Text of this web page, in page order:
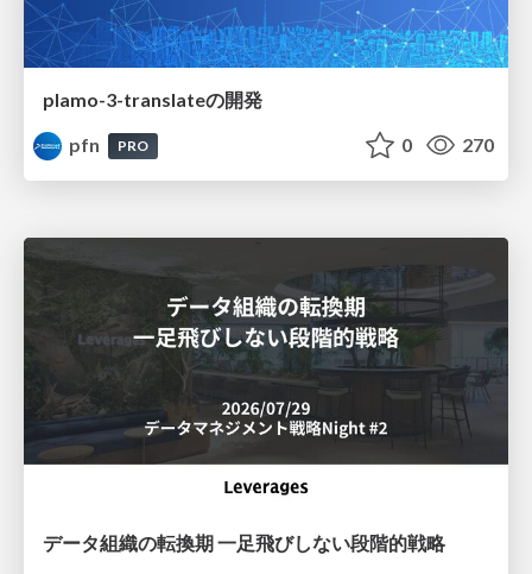
plamo-3-translateの開発
pfn
PRO 0 270
データ組織の転換期 一足飛びしない段階的戦略